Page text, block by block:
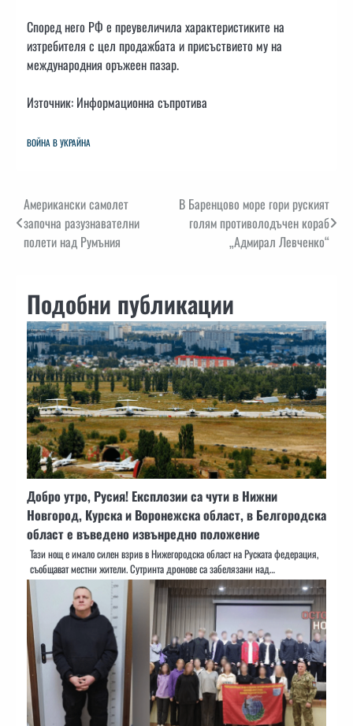
Според него РФ е преувеличила характеристиките на
изтребителя с цел продажбата и присъствието му на
международния оръжеен пазар.
Източник: Информационна съпротива
ВОЙНА В УКРАЙНА
Навигация
Американски самолет
започна разузнавателни
полети над Румъния
В Баренцово море гори руският
голям противолодъчен кораб
„Адмирал Левченко“
Подобни публикации
Добро утро, Русия! Експлозии са чути в Нижни
Новгород, Курска и Воронежска област, в Белгородска
област е въведено извънредно положение
Тази нощ е имало силен взрив в Нижегородска област на Руската федерация,
съобщават местни жители. Сутринта дронове са забелязани над…